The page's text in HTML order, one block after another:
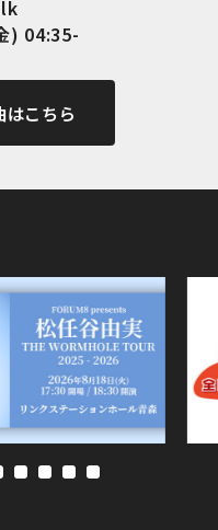
) 04:35-
こちら